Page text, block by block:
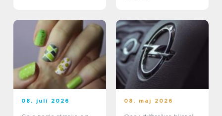
08. juli 2026 08. maj 2026